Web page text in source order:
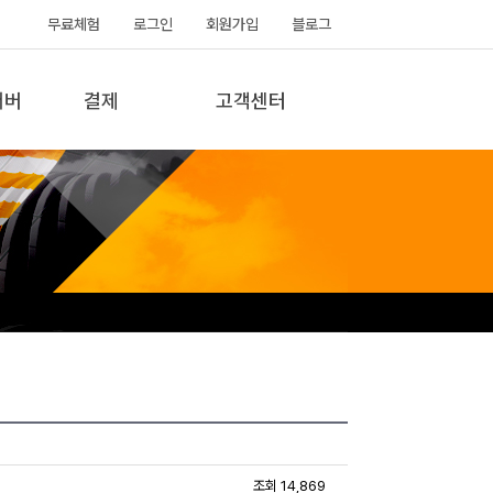
무료체험 로그인 회원가입 블로그
결제 고객센터
조회 14,869